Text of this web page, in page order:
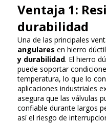
Ventaja 1:
durabilidad
Una de las principales
angulares en hierro
y durabilidad. El hierro
puede soportar
temperatura, lo que lo
aplicaciones industriales
asegura que las válvulas
confiable durante largos
así el riesgo de